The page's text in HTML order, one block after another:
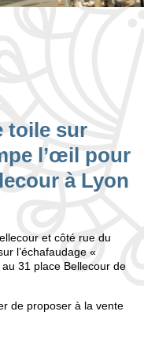
toile sur
l’œil pour
à Lyon
et côté rue du
l’échafaudage «
31 place Bellecour de
de proposer à la vente